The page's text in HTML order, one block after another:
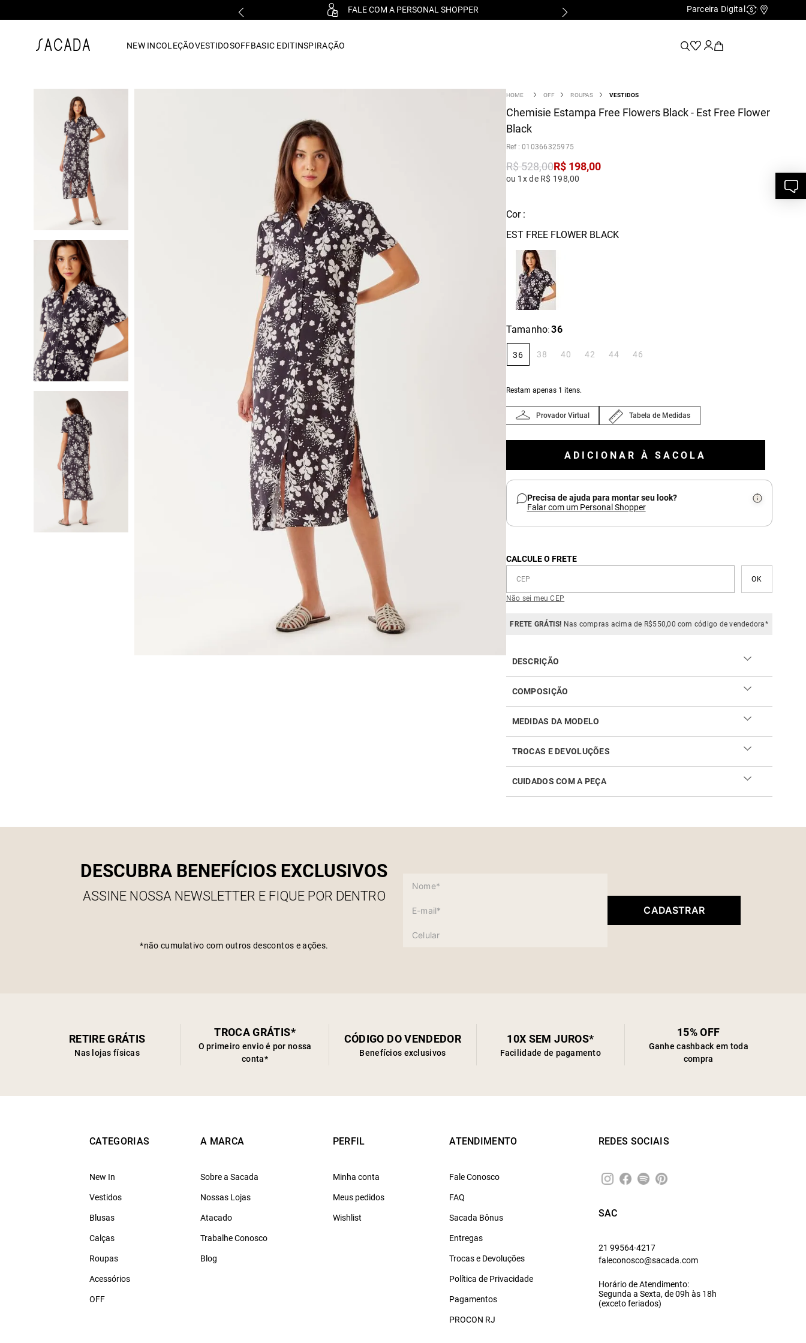
FALE COM A PERSONAL SHOPPER Parceira Digital Cashback
NEW INCOLEÇÃOVESTIDOSOFFBASIC EDITINSPIRAÇÃO
OFF ROUPAS VESTIDOS
Chemisie Estampa Free Flowers Black - Est Free Flower
Black
:010366325975
R$528,00R$ 198,00
ou 1x de R$ 198,00
Cor :
EST FREE FLOWER BLACK
Tamanho: 36
36 38 40 42 44 46
Restam apenas 1 itens.
Provador Virtual Tabela de Medidas
ADICIONAR À SACOLA
Precisa de ajuda para montar seu look?
Falar com um Personal Shopper
CALCULE O FRETE
Não sei meu CEP
FRETE GRÁTIS! Nas compras acima de R$550,00 com código de vendedora*
DESCRIÇÃO
Compre Chemisie Estampa Free Flowers Black SACADA, a loja
que reflete as grandes tendências e desejos atuais.
COMPOSIÇÃO
MEDIDAS DA MODELO
TROCAS E DEVOLUÇÕES
Realizar sua troca ou devolução é fácil. Confira maiores
informações nolink
CUIDADOS COM A PEÇA
DESCUBRA BENEFÍCIOS EXCLUSIVOS
ASSINE NOSSA NEWSLETTER E FIQUE POR DENTRO
*não cumulativo com outros descontos e ações.
CADASTRAR
RETIRE GRÁTIS
Nas lojas físicas
TROCA GRÁTIS*
O primeiro envio é por nossa
conta*
CÓDIGO DO VENDEDOR
Benefícios exclusivos
10X SEM JUROS*
Facilidade de pagamento
15% OFF
Ganhe cashback em toda
compra
CATEGORIAS
New In
Vestidos
Blusas
Calças
Roupas
Acessórios
OFF
A MARCA
Sobre a Sacada
Nossas Lojas
Atacado
Trabalhe Conosco
Blog
PERFIL
Minha conta
Meus pedidos
Wishlist
ATENDIMENTO
Fale Conosco
FAQ
Sacada Bônus
Entregas
Trocas e Devoluções
Política de Privacidade
Pagamentos
PROCON RJ
REDES SOCIAIS
SAC
21 99564-4217
faleconosco@sacada.com
Horário de Atendimento:
Segunda a Sexta, de 09h às 18h
(exceto feriados)
vestido midi